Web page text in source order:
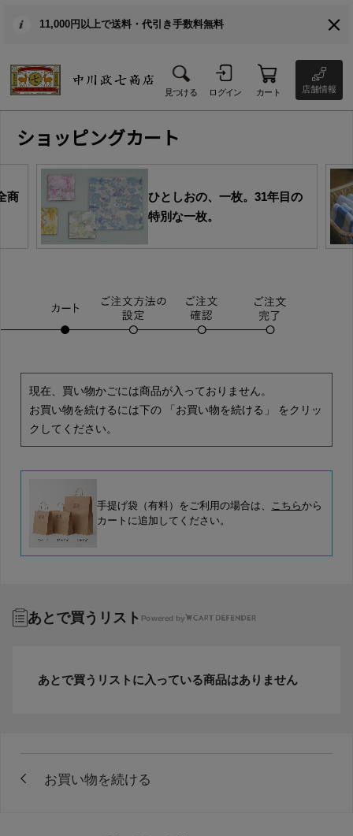
11,000円以上で送料・代引き手数料無料
見つける ログイン カート 店舗情報
ショッピングカート
商
ひとしおの、一枚。31年目の
特別な一枚。
現在、買い物かごには商品が入っておりません。
お買い物を続けるには下の 「お買い物を続ける」 をクリッ
クしてください。
手提げ袋（有料）をご利用の場合は、 こちらから
カートに追加してください。
あとで買うリスト Powered by
あとで買うリストに入っている商品はありません